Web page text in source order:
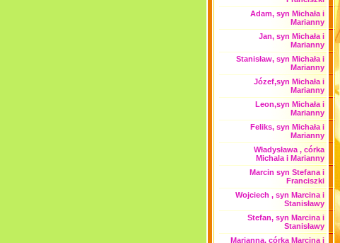
Adam, syn Michała i
Marianny
Jan, syn Michała i
Marianny
Stanisław, syn Michała i
Marianny
Józef,syn Michała i
Marianny
Leon,syn Michała i
Marianny
Feliks, syn Michała i
Marianny
Władysława , córka
Michala i Marianny
Marcin syn Stefana i
Franciszki
Wojciech , syn Marcina i
Stanisławy
Stefan, syn Marcina i
Stanisławy
Marianna, córka Marcina i